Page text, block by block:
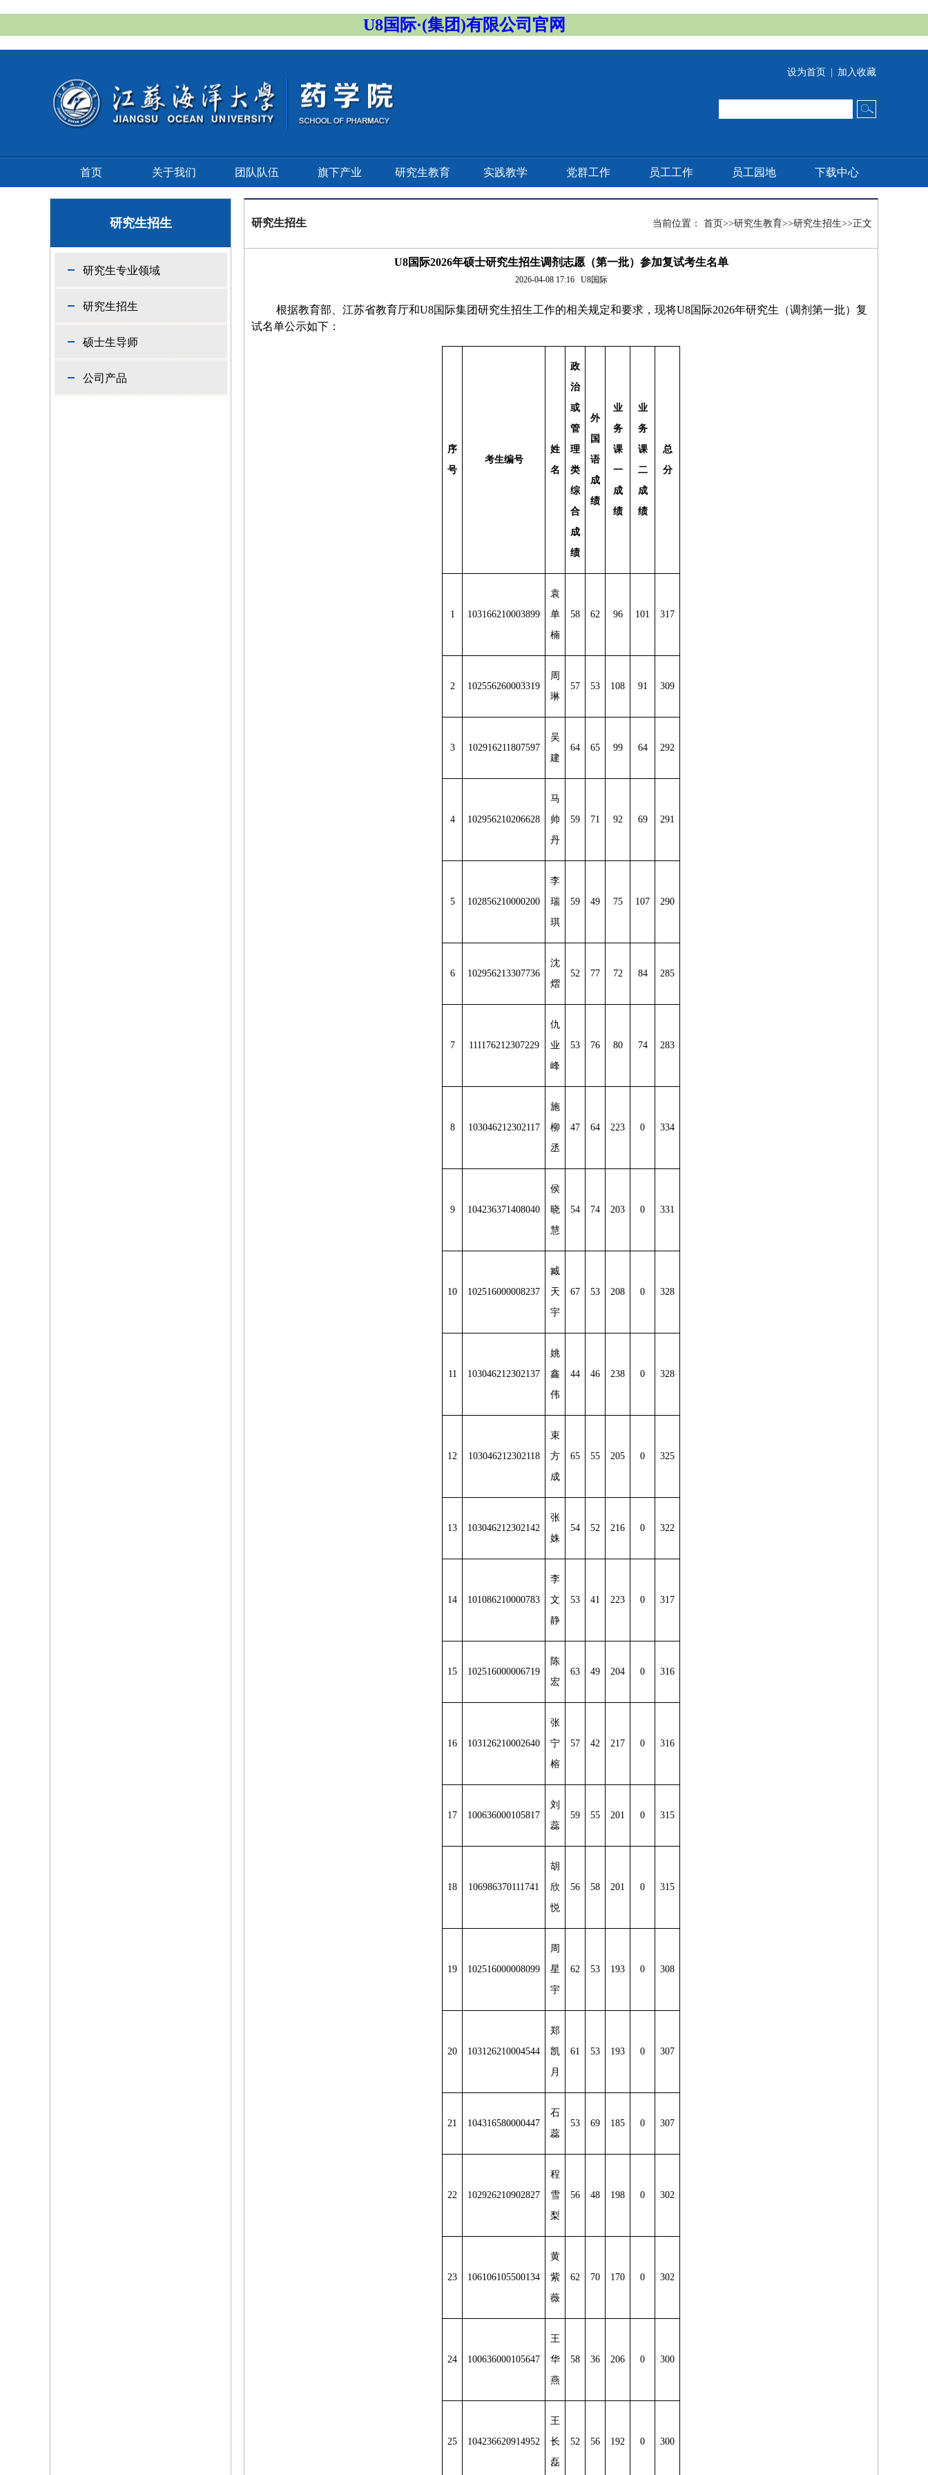
U8国际·(集团)有限公司官网
设为首页 加入收藏
首页 关于我们 团队队伍 旗下产业 研究生教育 实践教学 党群工作 员工工作 员工园地 下载中心
研究生招生
研究生专业领域
研究生招生
硕士生导师
公司产品
研究生招生 当前位置： 首页>>研究生教育>>研究生招生>>正文
U8国际2026年硕士研究生招生调剂志愿（第一批）参加复试考生名单
2026-04-08 17:16 U8国际
根据教育部、江苏省教育厅和U8国际集团研究生招生工作的相关规定和要求，现将U8国际2026年研究生（调剂第一批）复
试名单公示如下：
序
号
考生编号
姓
名
政
治
或
管
理
类
综
合
成
绩
外
国
语
成
绩
业
务
课
一
成
绩
业
务
课
二
成
绩
总
分
1 103166210003899
袁
单
楠
58 62 96 101 317
2 102556260003319
周
琳
57 53 108 91 309
3 102916211807597
吴
建
64 65 99 64 292
4 102956210206628
马
帅
丹
59 71 92 69 291
5 102856210000200
李
瑞
琪
59 49 75 107 290
6 102956213307736
沈
熠
52 77 72 84 285
7 111176212307229
仇
业
峰
53 76 80 74 283
8 103046212302117
施
柳
丞
47 64 223 0 334
9 104236371408040
侯
晓
慧
54 74 203 0 331
10 102516000008237
臧
天
宇
67 53 208 0 328
11 103046212302137
姚
鑫
伟
44 46 238 0 328
12 103046212302118
束
方
成
65 55 205 0 325
13 103046212302142
张
姝
54 52 216 0 322
14 101086210000783
李
文
静
53 41 223 0 317
15 102516000006719
陈
宏
63 49 204 0 316
16 103126210002640
张
宁
榕
57 42 217 0 316
17 100636000105817
刘
蕊
59 55 201 0 315
18 106986370111741
胡
欣
悦
56 58 201 0 315
19 102516000008099
周
星
宇
62 53 193 0 308
20 103126210004544
郑
凯
月
61 53 193 0 307
21 104316580000447
石
蕊
53 69 185 0 307
22 102926210902827
程
雪
梨
56 48 198 0 302
23 106106105500134
黄
紫
薇
62 70 170 0 302
24 100636000105647
王
华
燕
58 36 206 0 300
25 104236620914952
王
长
磊
52 56 192 0 300